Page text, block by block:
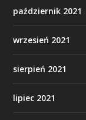
październik 2021
wrzesień 2021
sierpień 2021
lipiec 2021